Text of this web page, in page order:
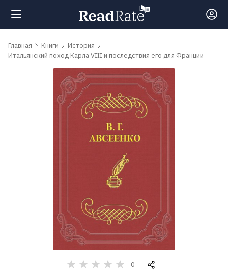
Поиск
Главная Книги
История
Итальянский поход Карла VIII и последствия его для Франции
0